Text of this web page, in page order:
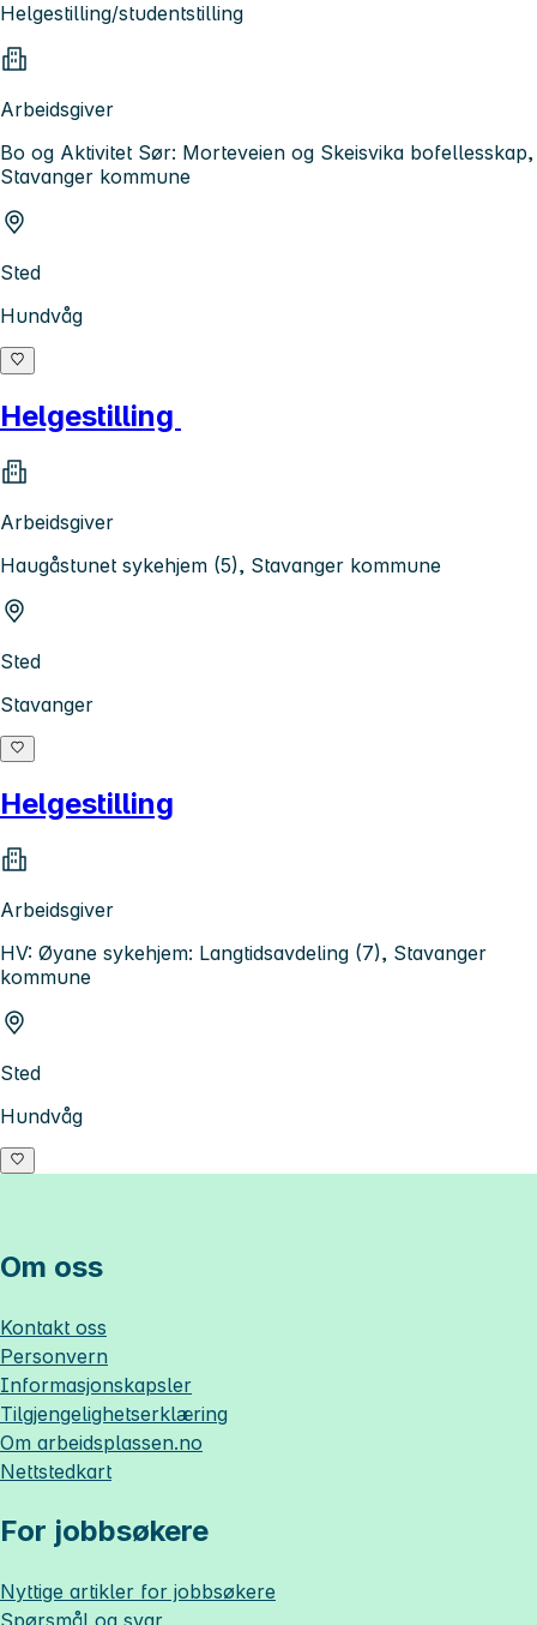
Helgestilling/studentstilling
Arbeidsgiver
Bo og Aktivitet Sør: Morteveien og Skeisvika bofellesskap,
Stavanger kommune
Sted
Hundvåg
Helgestilling
Arbeidsgiver
Haugåstunet sykehjem (5), Stavanger kommune
Sted
Stavanger
Helgestilling
Arbeidsgiver
HV: Øyane sykehjem: Langtidsavdeling (7), Stavanger
kommune
Sted
Hundvåg
Om oss
Kontakt oss
Personvern
Informasjonskapsler
Tilgjengelighetserklæring
Om arbeidsplassen.no
Nettstedkart
For jobbsøkere
Nyttige artikler for jobbsøkere
Spørsmål og svar